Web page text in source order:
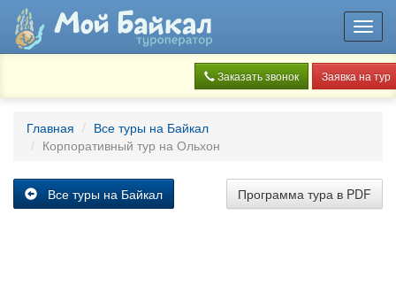
Заказать звонок Заявка на тур
Главная
Все туры на Байкал
Корпоративный тур на Ольхон
Программа тура в PDF
Все туры на Байкал